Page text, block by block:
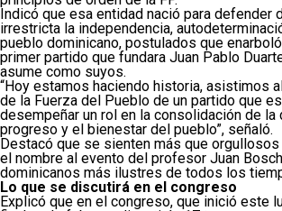
Indicó que esa entidad nació para defender
irrestricta la independencia,
pueblo dominicano, postulados que
primer partido que fundara Juan Pablo
asume como suyos.
“Hoy estamos haciendo historia, asistimos
de la Fuerza del Pueblo de un partido que
desempeñar un rol en la consolidación de la
progreso y el bienestar del pueblo”, señaló.
Destacó que se sienten más que
el nombre al evento del profesor Juan
dominicanos más ilustres de todos los
Lo que se discutirá en el congreso
Explicó que en el congreso, que inició este